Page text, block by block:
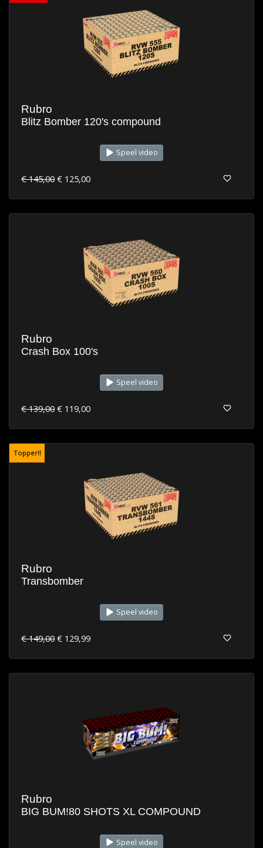
Rubro
Blitz Bomber 120's compound
Speel video
€ 145,00 € 125,00
Rubro
Crash Box 100's
Speel video
€ 139,00 € 119,00
Topper!!
Rubro
Transbomber
Speel video
€ 149,00 € 129,99
Rubro
BIG BUM!80 SHOTS XL COMPOUND
Speel video